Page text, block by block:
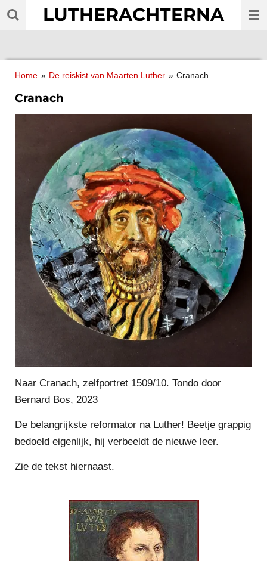
Ga
LUTHERACHTERNA
Home » De reiskist van Maarten Luther » Cranach
Cranach
Naar Cranach, zelfportret 1509/10. Tondo door
Bernard Bos, 2023
De belangrijkste reformator na Luther! Beetje grappig
bedoeld eigenlijk, hij verbeeldt de nieuwe leer.
Zie de tekst hiernaast.